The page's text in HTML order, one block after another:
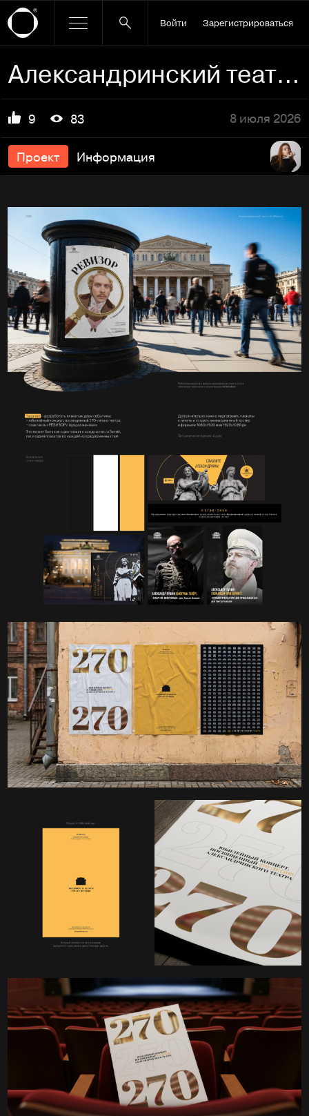
Войти Зарегистрироваться
Александринский театр | афиши и плакаты для конкурса ArtMasters
9 83 8 июля 2026
Проект Информация